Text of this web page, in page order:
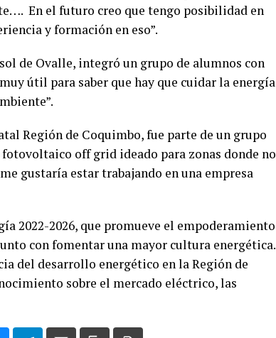
En el futuro creo que tengo posibilidad en
y formación en eso”.
de Ovalle, integró un grupo de alumnos con
útil para saber que hay que cuidar la energía
Región de Coquimbo, fue parte de un grupo
off grid ideado para zonas donde no
gustaría estar trabajando en una empresa
2022-2026, que promueve el empoderamiento
con fomentar una mayor cultura energética.
del desarrollo energético en la Región de
sobre el mercado eléctrico, las